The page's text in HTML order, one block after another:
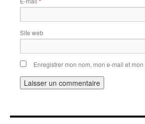
Site web
Enregistrer mon nom, mon e-mail et